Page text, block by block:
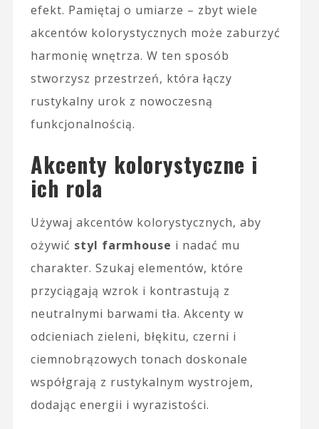
efekt. Pamiętaj o umiarze – zbyt wiele
akcentów kolorystycznych może zaburzyć
harmonię wnętrza. W ten sposób
stworzysz przestrzeń, która łączy
rustykalny urok z nowoczesną
funkcjonalnością.
Akcenty kolorystyczne i
ich rola
Używaj akcentów kolorystycznych, aby
ożywić styl farmhouse i nadać mu
charakter. Szukaj elementów, które
przyciągają wzrok i kontrastują z
neutralnymi barwami tła. Akcenty w
odcieniach zieleni, błękitu, czerni i
ciemnobrązowych tonach doskonale
współgrają z rustykalnym wystrojem,
dodając energii i wyrazistości.